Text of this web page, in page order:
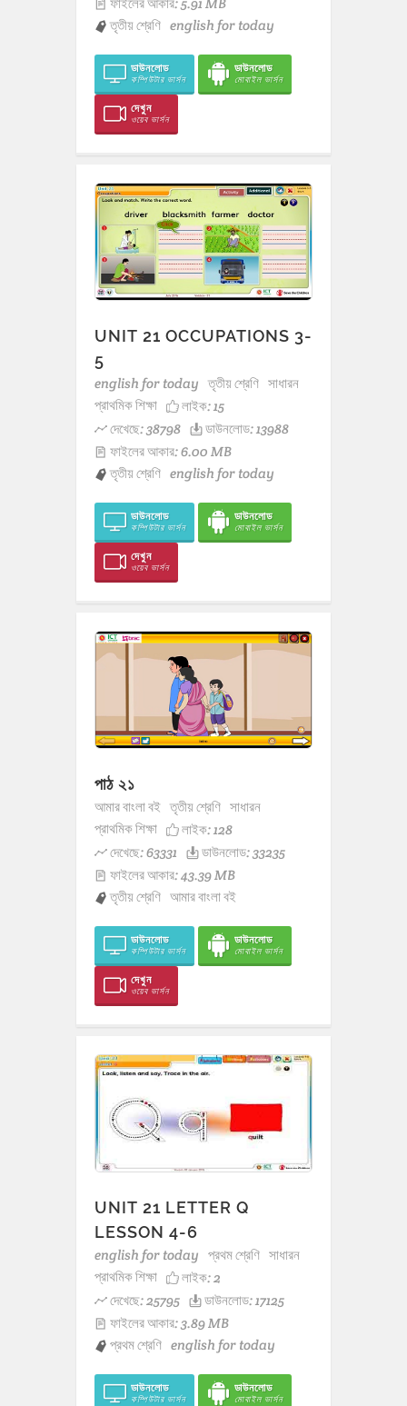
তৃতীয় শ্রেণি english for today
ডাউনলোড
কম্পিউটার ভার্সন
ডাউনলোড
মোবাইল ভার্সন
দেখুন
ওয়েব ভার্সন
UNIT 21 OCCUPATIONS 3-
5
english for today তৃতীয় শ্রেণি সাধারন
প্রাথমিক শিক্ষা
লাইক:15
দেখেছে: 38798
ডাউনলোড: 13988
ফাইলের আকার: 6.00 MB
তৃতীয় শ্রেণি english for today
ডাউনলোড
কম্পিউটার ভার্সন
ডাউনলোড
মোবাইল ভার্সন
দেখুন
ওয়েব ভার্সন
পাঠ ২১
আমার বাংলা বই তৃতীয় শ্রেণি সাধারন
প্রাথমিক শিক্ষা
লাইক:128
দেখেছে: 63331
ডাউনলোড: 33235
ফাইলের আকার: 43.39 MB
তৃতীয় শ্রেণি আমার বাংলা বই
ডাউনলোড
কম্পিউটার ভার্সন
ডাউনলোড
মোবাইল ভার্সন
দেখুন
ওয়েব ভার্সন
UNIT 21 LETTER Q
LESSON 4-6
english for today প্রথম শ্রেণি সাধারন
প্রাথমিক শিক্ষা
লাইক:2
দেখেছে: 25795
ডাউনলোড: 17125
ফাইলের আকার: 3.89 MB
প্রথম শ্রেণি english for today
ডাউনলোড
কম্পিউটার ভার্সন
ডাউনলোড
মোবাইল ভার্সন